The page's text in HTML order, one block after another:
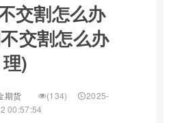
交割怎么办
交割怎么办
理)
期货 (134)
2025-
00:57:54